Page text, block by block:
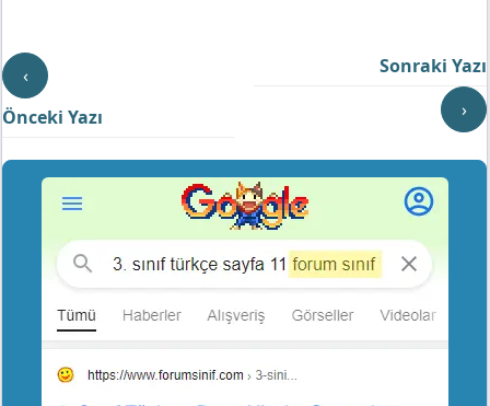
‹
Önceki Yazı
Sonraki Yazı
›